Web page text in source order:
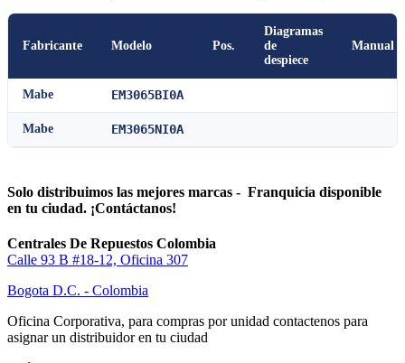
Fabricante Modelo Pos.
Diagramas
de
despiece
Manual
Mabe EM3065BI0A
Mabe EM3065NI0A
Solo distribuimos las mejores marcas - Franquicia disponible
en tu ciudad. ¡Contáctanos!
Centrales De Repuestos Colombia
Calle 93 B #18-12, Oficina 307
Bogota D.C. - Colombia
Oficina Corporativa, para compras por unidad contactenos para
asignar un distribuidor en tu ciudad